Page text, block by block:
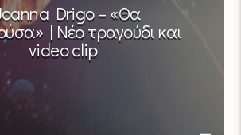
Drigo – «Θα
| Νέο τραγούδι και
video clip